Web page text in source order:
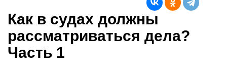
Как в судах должны
рассматриваться дела?
Часть 1